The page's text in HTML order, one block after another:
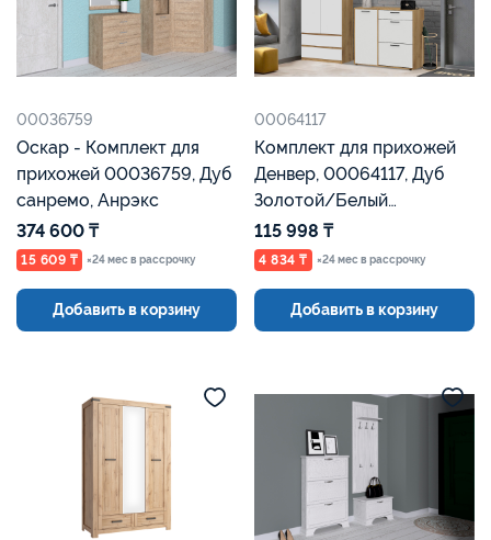
00036759
Оскар - Комплект для
прихожей 00036759, Дуб
санремо, Анрэкс
374 600 ₸
15 609 ₸ ×24 мес в рассрочку
Добавить в корзину
00064117
Комплект для прихожей
Денвер, 00064117, Дуб
Золотой/Белый
Текстурный, Евромебель
115 998 ₸
4 834 ₸ ×24 мес в рассрочку
Добавить в корзину